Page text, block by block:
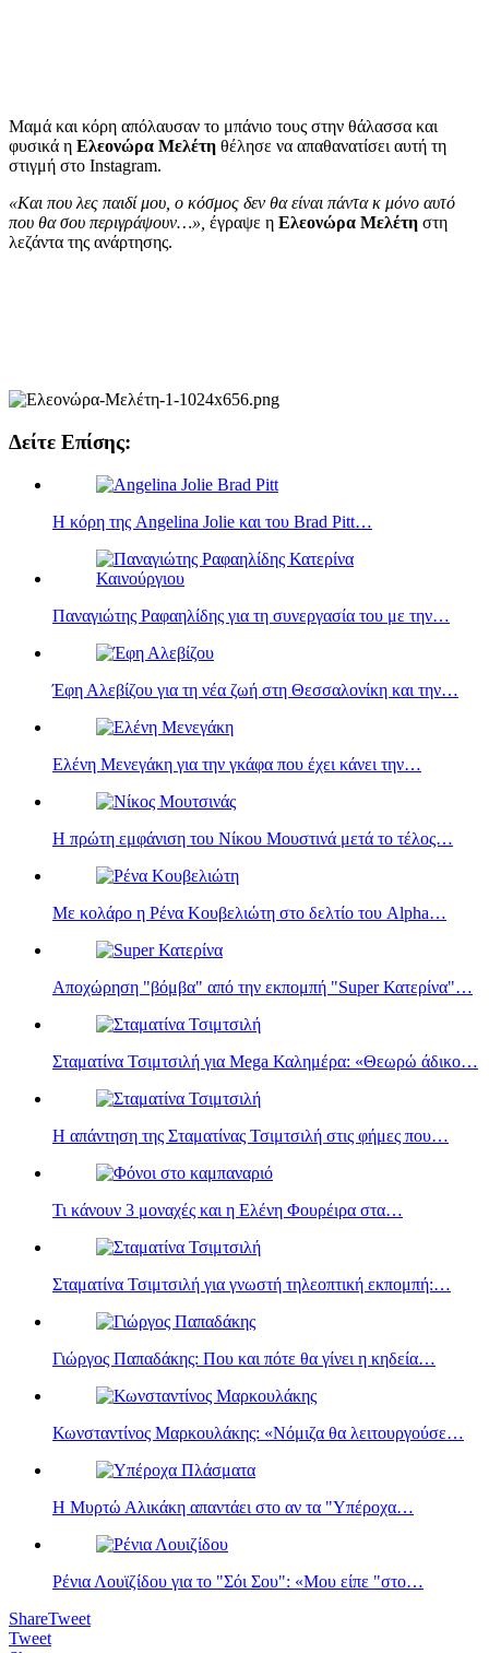
Μαμά και κόρη απόλαυσαν το μπάνιο τους στην θάλασσα και
φυσικά η Ελεονώρα Μελέτη θέλησε να απαθανατίσει αυτή τη
στιγμή στο Instagram.
«Και που λες παιδί μου, ο κόσμος δεν θα είναι πάντα κ μόνο αυτό
που θα σου περιγράψουν…», έγραψε η Ελεονώρα Μελέτη στη
λεζάντα της ανάρτησης.
Δείτε Επίσης:
Η κόρη της Angelina Jolie και του Brad Pitt…
Παναγιώτης Ραφαηλίδης για τη συνεργασία του με την…
Έφη Αλεβίζου για τη νέα ζωή στη Θεσσαλονίκη και την…
Ελένη Μενεγάκη για την γκάφα που έχει κάνει την…
Η πρώτη εμφάνιση του Νίκου Μουστινά μετά το τέλος…
Με κολάρο η Ρένα Κουβελιώτη στο δελτίο του Alpha…
Αποχώρηση "βόμβα" από την εκπομπή "Super Κατερίνα"…
Σταματίνα Τσιμτσιλή για Mega Καλημέρα: «Θεωρώ άδικο…
Η απάντηση της Σταματίνας Τσιμτσιλή στις φήμες που…
Τι κάνουν 3 μοναχές και η Eλένη Φουρέιρα στα…
Σταματίνα Τσιμτσιλή για γνωστή τηλεοπτική εκπομπή:…
Γιώργος Παπαδάκης: Που και πότε θα γίνει η κηδεία…
Κωνσταντίνος Μαρκουλάκης: «Νόμιζα θα λειτουργούσε…
Η Μυρτώ Αλικάκη απαντάει στο αν τα "Υπέροχα…
Ρένια Λουϊζίδου για το "Σόι Σου": «Μου είπε "στο…
ShareTweet
Tweet